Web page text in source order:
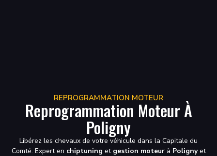
REPROGRAMMATION MOTEUR
Reprogrammation Moteur À
Poligny
Libérez les chevaux de votre véhicule dans la Capitale du
Comté. Expert en chiptuning et gestion moteurà Polignyet